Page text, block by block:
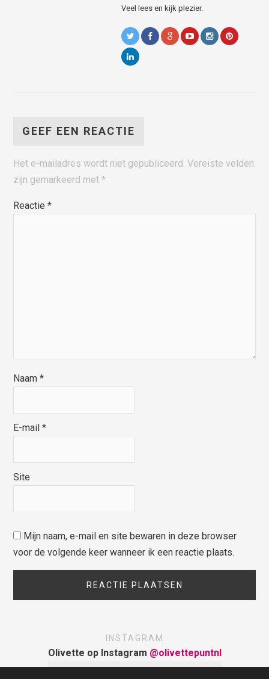
Veel lees en kijk plezier.
GEEF EEN REACTIE
Het e-mailadres wordt niet gepubliceerd. Vereiste velden
zijn gemarkeerd met*
Reactie*
Naam*
E-mail*
Site
Mijn naam, e-mail en site bewaren in deze browser
voor de volgende keer wanneer ik een reactie plaats.
INSTAGRAM
Olivette op Instagram @olivettepuntnl